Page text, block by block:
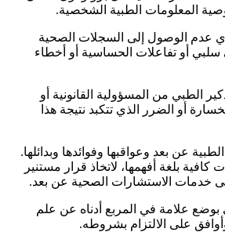
المعلومات الطبية الشخصية.
عدم الوصول إلى السجلات الصحية
سلبي أو تفاعلات الحساسية أو أخطاء
الطبي من المسؤولية القانونية أو
أو الضرر الذي تتكبد نتيجة هذا
عن بعد وعواقبها وفوائدها وبدائلها.
بلغة أفهمها، لاتخاذ قرار مستنير
خدمات الاستشارات الصحية عن بعد.
بوضع علامة في المربع أدناه عن علم
على الالتزام بشروطه.